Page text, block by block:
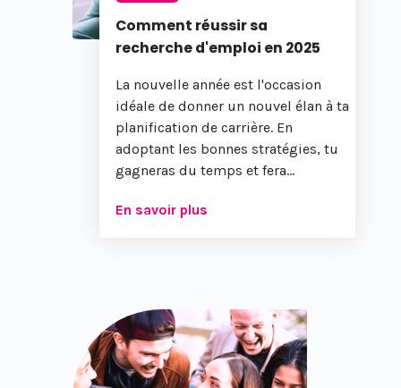
Comment réussir sa
recherche d'emploi en 2025
La nouvelle année est l'occasion
idéale de donner un nouvel élan à ta
planification de carrière. En
adoptant les bonnes stratégies, tu
gagneras du temps et fera...
En savoir plus